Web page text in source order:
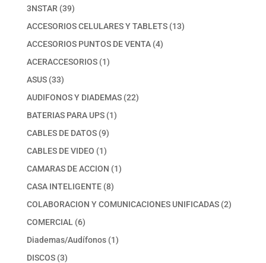
3NSTAR 3939
productos
ACCESORIOS CELULARES Y TABLETS 1313
ACCESORIOS PUNTOS DE VENTA 44
ACERACCESORIOS 11
ASUS 3333
productos
AUDIFONOS Y DIADEMAS 2222
BATERIAS PARA UPS 11
CABLES DE DATOS 99
productos
CABLES DE VIDEO 11
producto
CAMARAS DE ACCION 11
CASA INTELIGENTE 88
productos
COLABORACION Y COMUNICACIONES UNIFICADAS 22
COMERCIAL 66
productos
Diademas/Audífonos 11
DISCOS 33